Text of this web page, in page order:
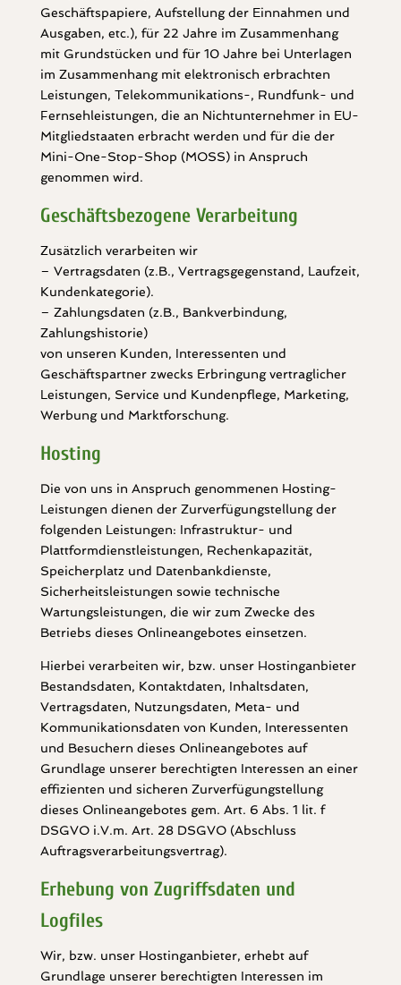
Geschäftspapiere, Aufstellung der Einnahmen und
Ausgaben, etc.), für 22 Jahre im Zusammenhang
mit Grundstücken und für 10 Jahre bei Unterlagen
im Zusammenhang mit elektronisch erbrachten
Leistungen, Telekommunikations-, Rundfunk- und
Fernsehleistungen, die an Nichtunternehmer in EU-
Mitgliedstaaten erbracht werden und für die der
Mini-One-Stop-Shop (MOSS) in Anspruch
genommen wird.
Geschäftsbezogene Verarbeitung
Zusätzlich verarbeiten wir
– Vertragsdaten (z.B., Vertragsgegenstand, Laufzeit,
Kundenkategorie).
– Zahlungsdaten (z.B., Bankverbindung,
Zahlungshistorie)
von unseren Kunden, Interessenten und
Geschäftspartner zwecks Erbringung vertraglicher
Leistungen, Service und Kundenpflege, Marketing,
Werbung und Marktforschung.
Hosting
Die von uns in Anspruch genommenen Hosting-
Leistungen dienen der Zurverfügungstellung der
folgenden Leistungen: Infrastruktur- und
Plattformdienstleistungen, Rechenkapazität,
Speicherplatz und Datenbankdienste,
Sicherheitsleistungen sowie technische
Wartungsleistungen, die wir zum Zwecke des
Betriebs dieses Onlineangebotes einsetzen.
Hierbei verarbeiten wir, bzw. unser Hostinganbieter
Bestandsdaten, Kontaktdaten, Inhaltsdaten,
Vertragsdaten, Nutzungsdaten, Meta- und
Kommunikationsdaten von Kunden, Interessenten
und Besuchern dieses Onlineangebotes auf
Grundlage unserer berechtigten Interessen an einer
effizienten und sicheren Zurverfügungstellung
dieses Onlineangebotes gem. Art. 6 Abs. 1 lit. f
DSGVO i.V.m. Art. 28 DSGVO (Abschluss
Auftragsverarbeitungsvertrag).
Erhebung von Zugriffsdaten und
Logfiles
Wir, bzw. unser Hostinganbieter, erhebt auf
Grundlage unserer berechtigten Interessen im